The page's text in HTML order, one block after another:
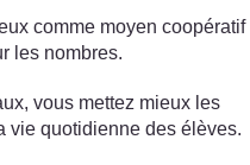
comme moyen coopératif
les nombres.
vous mettez mieux les
vie quotidienne des élèves.